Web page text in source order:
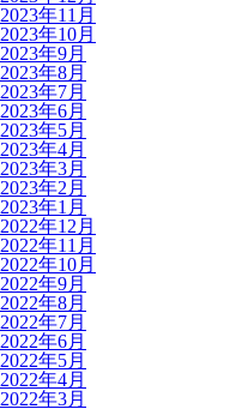
2023年11月
2023年10月
2023年9月
2023年8月
2023年7月
2023年6月
2023年5月
2023年4月
2023年3月
2023年2月
2023年1月
2022年12月
2022年11月
2022年10月
2022年9月
2022年8月
2022年7月
2022年6月
2022年5月
2022年4月
2022年3月